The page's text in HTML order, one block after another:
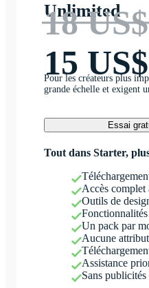
Unlimited
18 US$
15 US$
Pour les créateurs plus
grande échelle et exigent
Essai
Tout dans Starter,
Accès
Outils de
Un pack par
Aucune
Assistance
Sans publicités